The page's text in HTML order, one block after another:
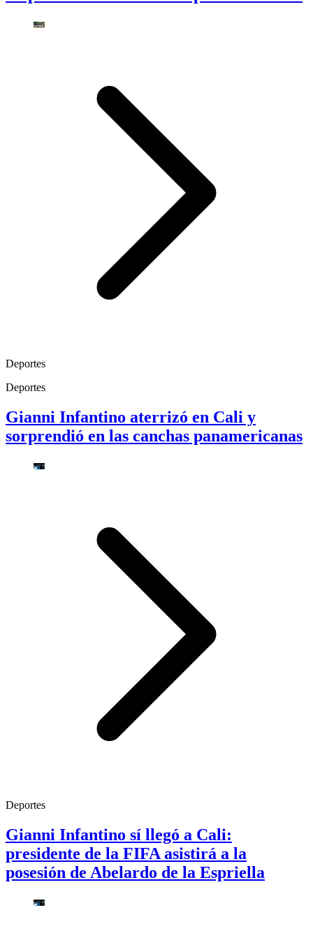
Deportes
Deportes
Gianni Infantino aterrizó en Cali y
sorprendió en las canchas panamericanas
Deportes
Gianni Infantino sí llegó a Cali:
presidente de la FIFA asistirá a la
posesión de Abelardo de la Espriella